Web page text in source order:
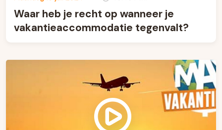
Waar heb je recht op wanneer je
vakantieaccommodatie tegenvalt?